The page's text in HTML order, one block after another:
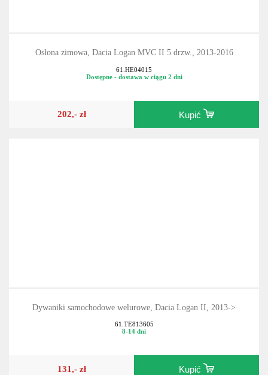
Osłona zimowa, Dacia Logan MVC II 5 drzw., 2013-2016
Dostępne - dostawa w ciągu 2 dni
Dywaniki samochodowe welurowe, Dacia Logan II, 2013->
8-14 dni